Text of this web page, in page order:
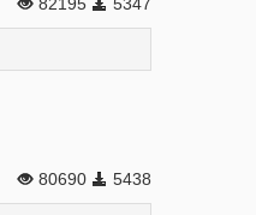
80690 5438